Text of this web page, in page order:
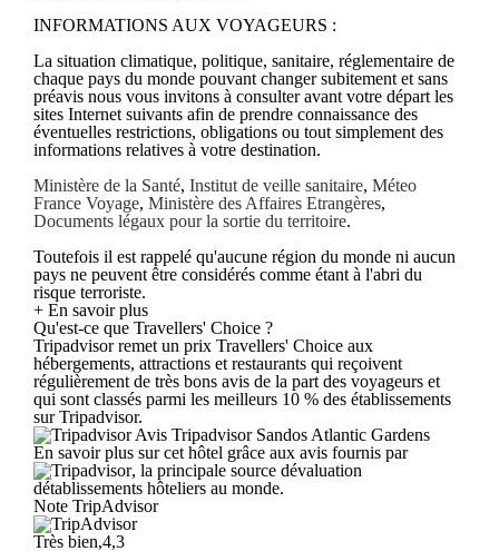
INFORMATIONS AUX VOYAGEURS :
La situation climatique, politique, sanitaire, réglementaire de
chaque pays du monde pouvant changer subitement et sans
préavis nous vous invitons à consulter avant votre départ les
sites Internet suivants afin de prendre connaissance des
éventuelles restrictions, obligations ou tout simplement des
informations relatives à votre destination.
Ministère de la Santé, Institut de veille sanitaire, Méteo
France Voyage, Ministère des Affaires Etrangères,
Documents légaux pour la sortie du territoire.
Toutefois il est rappelé qu'aucune région du monde ni aucun
pays ne peuvent être considérés comme étant à l'abri du
risque terroriste.
+ En savoir plus
Qu'est-ce que Travellers' Choice ?
Tripadvisor remet un prix Travellers' Choice aux
hébergements, attractions et restaurants qui reçoivent
régulièrement de très bons avis de la part des voyageurs et
qui sont classés parmi les meilleurs 10 % des établissements
sur Tripadvisor.
Avis Tripadvisor Sandos Atlantic Gardens
En savoir plus sur cet hôtel grâce aux avis fournis par
, la principale source dévaluation
détablissements hôteliers au monde.
Note TripAdvisor
Très bien,4,3